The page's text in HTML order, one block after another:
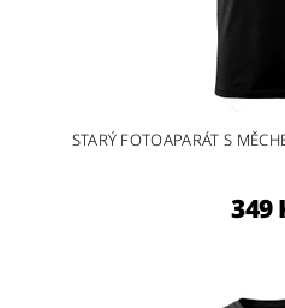
STARÝ FOTOAPARÁT S
349